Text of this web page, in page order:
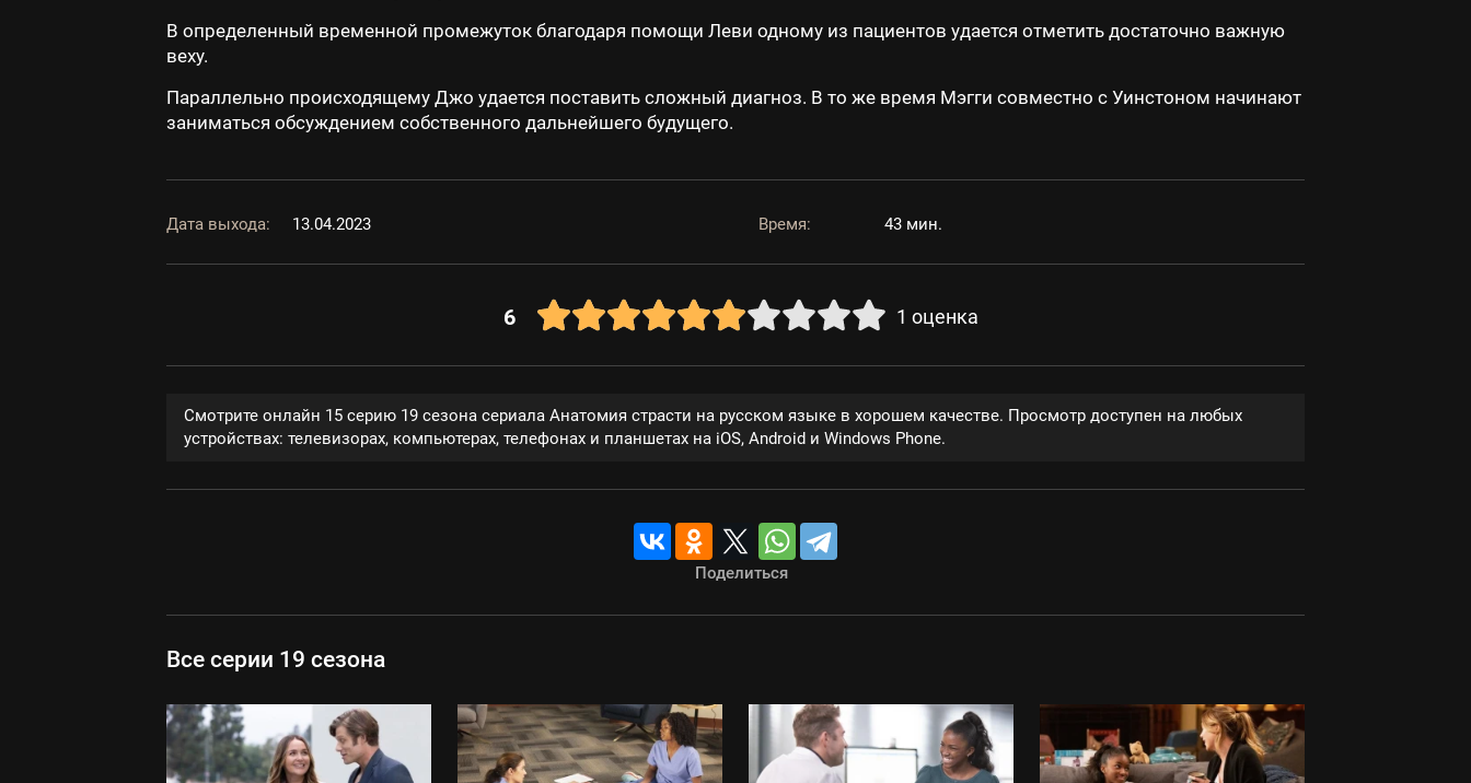
В определенный временной промежуток благодаря помощи Леви одному из пациентов удается отметить достаточно важную
веху.
Параллельно происходящему Джо удается поставить сложный диагноз. В то же время Мэгги совместно с Уинстоном начинают
заниматься обсуждением собственного дальнейшего будущего.
Дата выхода: 13.04.2023 Время: 43 мин.
6 1 оценка
Смотрите онлайн 15 серию 19 сезона сериала Анатомия страсти на русском языке в хорошем качестве. Просмотр доступен на любых
устройствах: телевизорах, компьютерах, телефонах и планшетах на iOS, Android и Windows Phone.
Поделиться
Все серии 19 сезона